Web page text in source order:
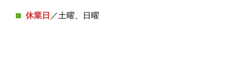
休業日 ／土曜、日曜